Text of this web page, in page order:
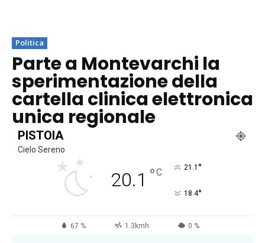
Politica
Parte a Montevarchi la
sperimentazione della
cartella clinica elettronica
unica regionale
PISTOIA
Cielo Sereno
20.1 °C 21.1 °
18.4°
67 % 1.3kmh 0 %